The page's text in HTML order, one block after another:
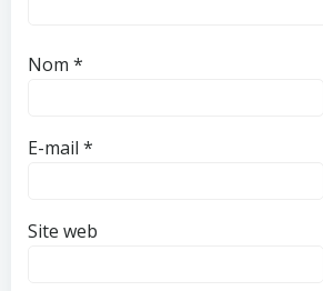
Nom *
E-mail *
Site web